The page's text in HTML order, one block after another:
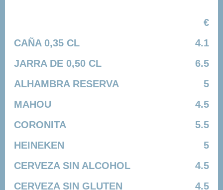
€
CAÑA 0,35 CL
4.1
JARRA DE 0,50 CL
6.5
ALHAMBRA RESERVA
5
MAHOU
4.5
CORONITA
5.5
HEINEKEN
5
CERVEZA SIN ALCOHOL
4.5
CERVEZA SIN GLUTEN
4.5